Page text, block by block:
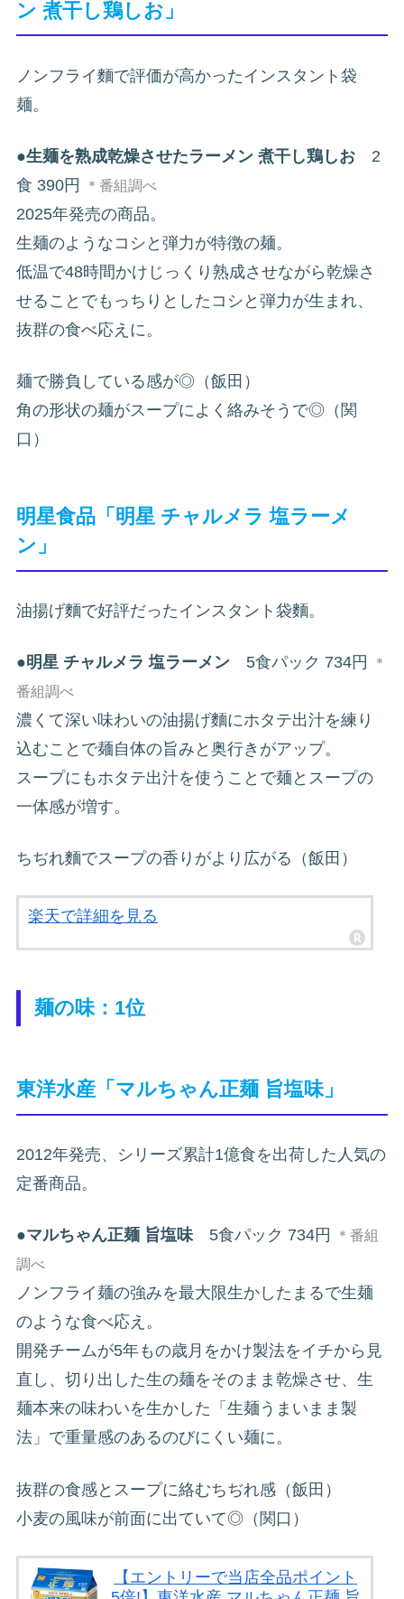
ン 煮干し鶏しお」
ノンフライ麵で評価が高かったインスタント袋
麺。
●生麺を熟成乾燥させたラーメン 煮干し鶏しお 2
食 390円
＊番組調べ
2025年発売の商品。
生麺のようなコシと弾力が特徴の麺。
低温で48時間かけじっくり熟成させながら乾燥さ
せることでもっちりとしたコシと弾力が生まれ、
抜群の食べ応えに。
麺で勝負している感が◎（飯田）
角の形状の麺がスープによく絡みそうで◎（関
口）
明星食品「明星 チャルメラ 塩ラーメ
ン」
油揚げ麵で好評だったインスタント袋麵。
●明星 チャルメラ 塩ラーメン 5食パック 734円
＊
番組調べ
濃くて深い味わいの油揚げ麵にホタテ出汁を練り
込むことで麺自体の旨みと奥行きがアップ。
スープにもホタテ出汁を使うことで麺とスープの
一体感が増す。
ちぢれ麵でスープの香りがより広がる（飯田）
楽天で詳細を見る
麺の味：1位
東洋水産「マルちゃん正麺 旨塩味」
2012年発売、シリーズ累計1億食を出荷した人気の
定番商品。
●マルちゃん正麺 旨塩味5食パック 734円
＊番組
調べ
ノンフライ麺の強みを最大限生かしたまるで生麺
のような食べ応え。
開発チームが5年もの歳月をかけ製法をイチから見
直し、切り出した生の麺をそのまま乾燥させ、生
麺本来の味わいを生かした「生麺うまいまま製
法」で重量感のあるのびにくい麺に。
抜群の食感とスープに絡むちぢれ感（飯田）
小麦の風味が前面に出ていて◎（関口）
【エントリーで当店全品ポイント